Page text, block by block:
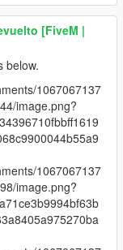
[FiveM |
below.
1067067137
image.png?
1067067137
image.png?